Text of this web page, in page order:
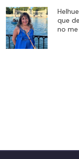
que
no me